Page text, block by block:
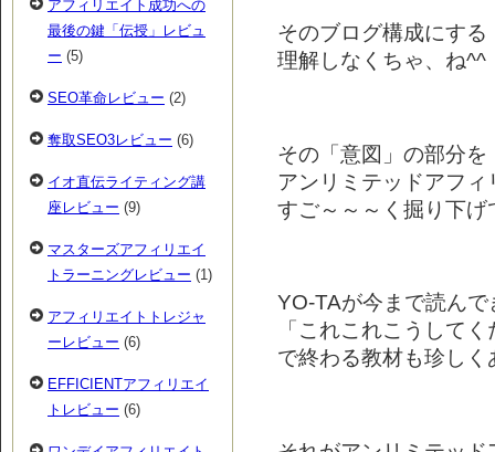
そのブログ構成にする
理解しなくちゃ、ね^^
その「意図」の部分を
アンリミテッドアフィ
すご～～～く掘り下
YO-TAが今まで読ん
「これこれこうして
で終わる教材も珍しく
アフィリエイト成功への
最後の鍵「伝授」レビュ
ー (5)
SEO革命レビュー (2)
奪取SEO3レビュー (6)
イオ直伝ライティング講
座レビュー (9)
マスターズアフィリエイ
トラーニングレビュー (1)
アフィリエイトトレジャ
ーレビュー (6)
EFFICIENTアフィリエイ
トレビュー (6)